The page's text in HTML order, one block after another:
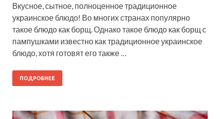
Вкусное, сытное, полноценное традиционное
украинское блюдо! Во многих странах популярно
такое блюдо как борщ. Однако такое блюдо как борщ с
пампушками известно как традиционное украинское
блюдо, хотя готовят его также …
ПОДРОБНЕЕ